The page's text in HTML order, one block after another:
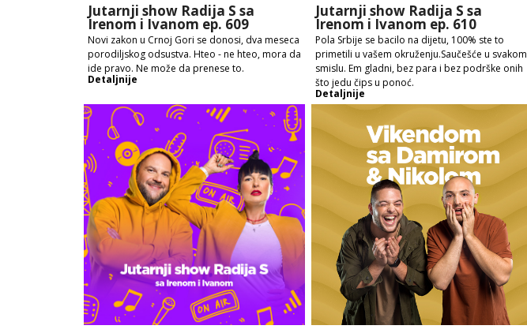
Jutarnji show Radija S sa
Irenom i Ivanom ep. 609
Novi zakon u Crnoj Gori se donosi, dva meseca
porodiljskog odsustva. Hteo - ne hteo, mora da
ide pravo. Ne može da prenese to.
Detaljnije
Jutarnji show Radija S sa
Irenom i Ivanom ep. 610
Pola Srbije se bacilo na dijetu, 100% ste to
primetili u vašem okruženju.Saučešće u svakom
smislu. Em gladni, bez para i bez podrške onih
što jedu čips u ponoć.
Detaljnije